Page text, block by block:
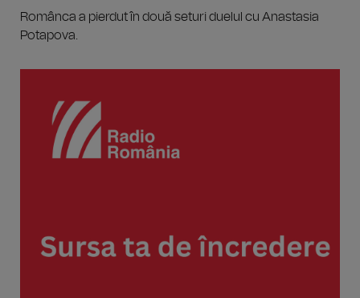
Românca a pierdut în două seturi duelul cu Anastasia
Potapova.